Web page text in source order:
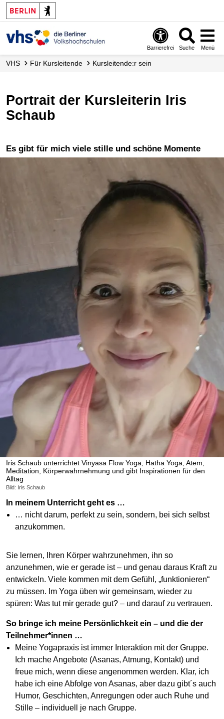
Barrierefrei Suche Menü
VHS Für Kursleitende Kursleitende:r sein
Portrait der Kursleiterin Iris
Schaub
Es gibt für mich viele stille und schöne Momente
Iris Schaub unterrichtet Vinyasa Flow Yoga, Hatha Yoga, Atem,
Meditation, Körperwahrnehmung und gibt Inspirationen für den
Alltag
Bild: Iris Schaub
In meinem Unterricht geht es …
… nicht darum, perfekt zu sein, sondern, bei sich selbst
anzukommen.
Sie lernen, Ihren Körper wahrzunehmen, ihn so
anzunehmen, wie er gerade ist – und genau daraus Kraft zu
entwickeln. Viele kommen mit dem Gefühl, „funktionieren“
zu müssen. Im Yoga üben wir gemeinsam, wieder zu
spüren: Was tut mir gerade gut? – und darauf zu vertrauen.
So bringe ich meine Persönlichkeit ein – und die der
Teilnehmer*innen …
Meine Yogapraxis ist immer Interaktion mit der Gruppe.
Ich mache Angebote (Asanas, Atmung, Kontakt) und
freue mich, wenn diese angenommen werden. Klar, ich
habe ich eine Abfolge von Asanas, aber dazu gibt´s auch
Humor, Geschichten, Anregungen oder auch Ruhe und
Stille – individuell je nach Gruppe.